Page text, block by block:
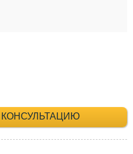
+7 (495) 660-35-